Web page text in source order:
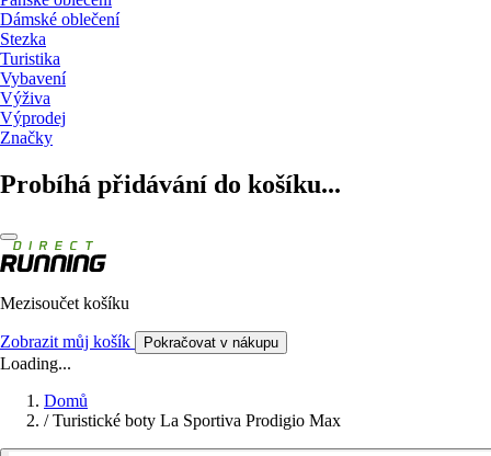
Dámské oblečení
Stezka
Turistika
Vybavení
Výživa
Výprodej
Značky
Probíhá přidávání do košíku...
Mezisoučet košíku
Zobrazit můj košík Pokračovat v nákupu
Loading...
Domů
/ Turistické boty La Sportiva Prodigio Max